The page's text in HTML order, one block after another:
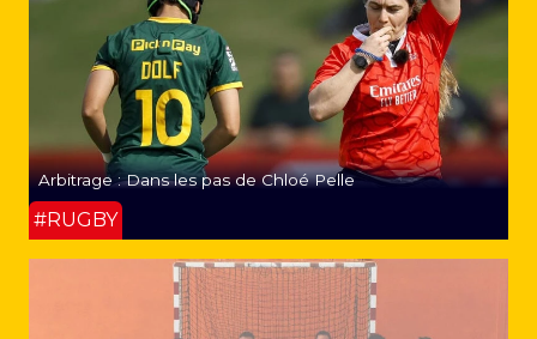
Arbitrage : Dans les pas de Chloé Pelle
#RUGBY